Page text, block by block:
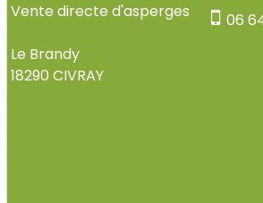
Vente directe d'asperges
Le Brandy
18290 CIVRAY
06